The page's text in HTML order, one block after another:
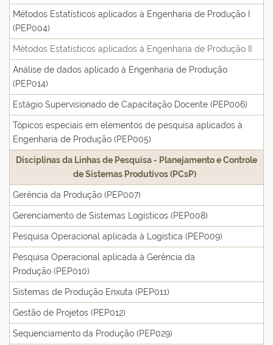
Métodos Estatísticos aplicados à Engenharia de Produção I
(PEP004)
Métodos Estatísticos aplicados à Engenharia de Produção II
Análise de dados aplicado à Engenharia de Produção
(PEP014)
Estágio Supervisionado de Capacitação Docente (PEP006)
Tópicos especiais em elementos de pesquisa aplicados à
Engenharia de Produção (PEP005)
Disciplinas da Linhas de Pesquisa - Planejamento e Controle
de Sistemas Produtivos (PCsP)
Gerência da Produção (PEP007)
Gerenciamento de Sistemas Logísticos (PEP008)
Pesquisa Operacional aplicada à Logística (PEP009)
Pesquisa Operacional aplicada à Gerência da
Produção (PEP010)
Sistemas de Produção Enxuta (PEP011)
Gestão de Projetos (PEP012)
Sequenciamento da Produção (PEP029)